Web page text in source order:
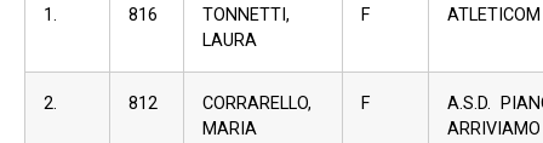
1. 816
TONNETTI,
LAURA
F
2. 812
CORRARELLO,
MARIA
F
A.S.D.
ARRIVIAMO